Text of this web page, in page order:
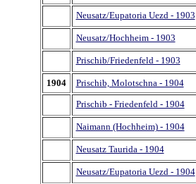
Neusatz/Eupatoria Uezd - 1903
Neusatz/Hochheim - 1903
Prischib/Friedenfeld - 1903
1904 Prischib, Molotschna - 1904
Prischib - Friedenfeld - 1904
Naimann (Hochheim) - 1904
Neusatz Taurida - 1904
Neusatz/Eupatoria Uezd - 1904